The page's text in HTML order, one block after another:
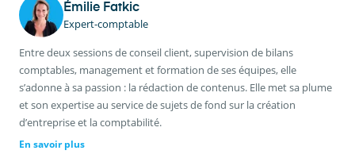
Émilie Fatkic
Expert-comptable
Entre deux sessions de conseil client, supervision de bilans
comptables, management et formation de ses équipes, elle
s’adonne à sa passion : la rédaction de contenus. Elle met sa plume
et son expertise au service de sujets de fond sur la création
d’entreprise et la comptabilité.
En savoir plus